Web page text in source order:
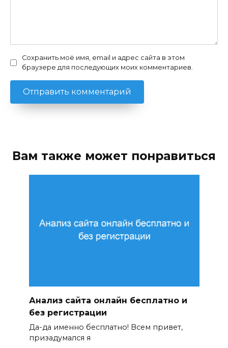
Сохранить моё имя, email и адрес сайта в этом
браузере для последующих моих комментариев.
Вам также может понравиться
Анализ сайта онлайн бесплатно и
без регистрации
Да-да именно бесплатно! Всем привет,
призадумался я